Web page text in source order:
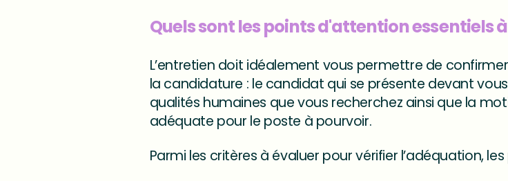
Quels sont les points d'attention essentiels
L’entretien doit idéalement vous permettre de
la candidature : le candidat qui se présente devant
qualités humaines que vous recherchez ainsi que la
adéquate pour le poste à pourvoir.
Parmi les critères à évaluer pour vérifier l’adéquation,